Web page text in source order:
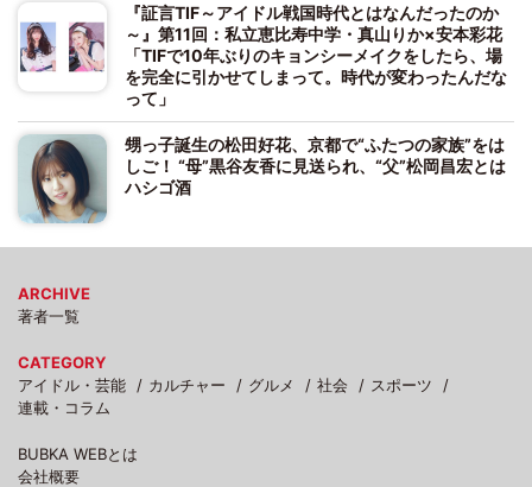
『証言TIF～アイドル戦国時代とはなんだったのか
～』第11回：私立恵比寿中学・真山りか×安本彩花
「TIFで10年ぶりのキョンシーメイクをしたら、場
を完全に引かせてしまって。時代が変わったんだな
って」
甥っ子誕生の松田好花、京都で“ふたつの家族”をは
しご！ “母”黒谷友香に見送られ、“父”松岡昌宏とは
ハシゴ酒
ARCHIVE
著者一覧
CATEGORY
アイドル・芸能
カルチャー グルメ 社会
スポーツ
連載・コラム
BUBKA WEBとは
会社概要